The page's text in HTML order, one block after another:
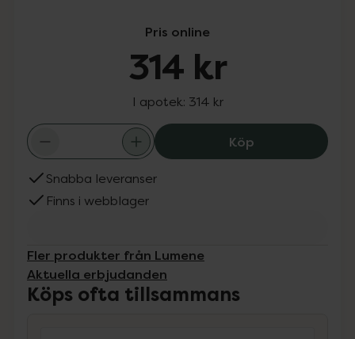
Pris online
314 kr
I apotek: 314 kr
KöpLumene
Snabba leveranser
Finns i webblager
Fler produkter från Lumene
Aktuella erbjudanden
Köps ofta tillsammans